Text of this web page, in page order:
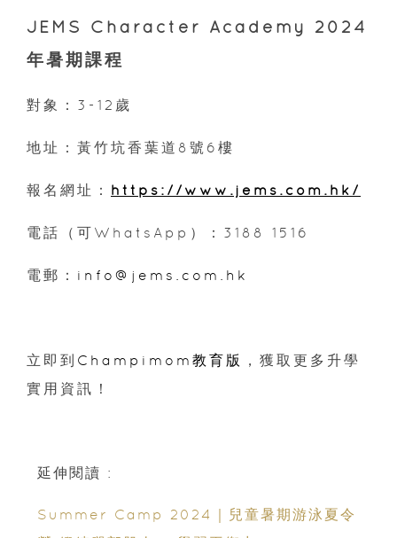
JEMS Character Academy 2024
年暑期課程
對象：3-12歲
地址：黃竹坑香葉道8號6樓
報名網址： https://www.jems.com.hk/
電話（可WhatsApp）：3188 1516
電郵： info@jems.com.hk
立即到 Champimom教育版
，獲取更多升學
實用資訊！
延伸閱讀 :
Summer Camp 2024｜兒童暑期游泳夏令